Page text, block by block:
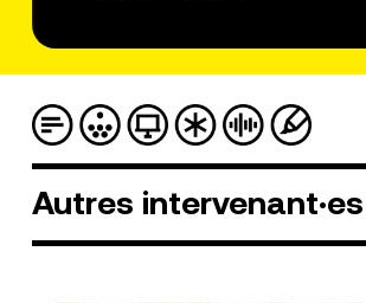
Autres intervenant·es